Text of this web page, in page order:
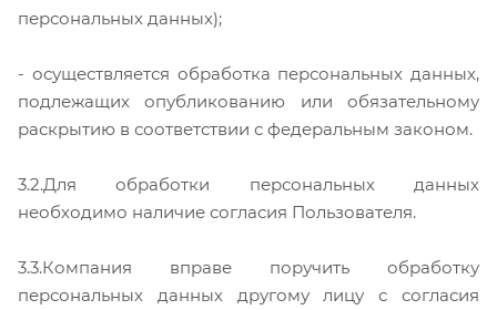
персональных данных);
- осуществляется обработка персональных данных,
подлежащих опубликованию или обязательному
раскрытию в соответствии с федеральным законом.
3.2.Для обработки персональных данных
необходимо наличие согласия Пользователя.
3.3.Компания вправе поручить обработку
персональных данных другому лицу с согласия